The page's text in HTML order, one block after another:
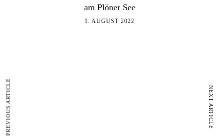
am Plöner See
1. AUGUST 2022
PREVIOUS ARTICLE NEXT ARTICLE